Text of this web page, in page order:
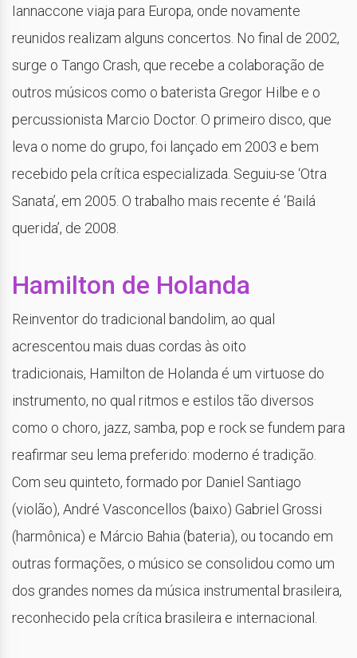
Iannaccone viaja para Europa, onde novamente
reunidos realizam alguns concertos. No final de 2002,
surge o Tango Crash, que recebe a colaboração de
outros músicos como o baterista Gregor Hilbe e o
percussionista Marcio Doctor. O primeiro disco, que
leva o nome do grupo, foi lançado em 2003 e bem
recebido pela crítica especializada. Seguiu-se ‘Otra
Sanata’, em 2005. O trabalho mais recente é ‘Bailá
querida’, de 2008.
Hamilton de Holanda
Reinventor do tradicional bandolim, ao qual
acrescentou mais duas cordas às oito
tradicionais, Hamilton de Holanda é um virtuose do
instrumento, no qual ritmos e estilos tão diversos
como o choro, jazz, samba, pop e rock se fundem para
reafirmar seu lema preferido: moderno é tradição.
Com seu quinteto, formado por Daniel Santiago
(violão), André Vasconcellos (baixo) Gabriel Grossi
(harmônica) e Márcio Bahia (bateria), ou tocando em
outras formações, o músico se consolidou como um
dos grandes nomes da música instrumental brasileira,
reconhecido pela crítica brasileira e internacional.